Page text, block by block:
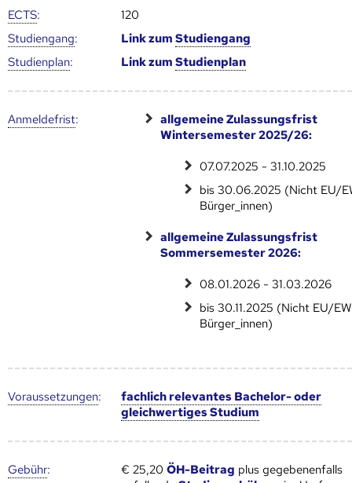
ECTS:
120
Studien­gang: Link zumStudien­gang
Studien­plan: Link zumStudien­plan
Anmelde­frist:
allgemeine Zulassungsfrist
Wintersemester 2025/26:
07.07.2025 - 31.10.2025
bis 30.06.2025 (Nicht EU/
Bürger_innen)
allgemeine Zulassungsfrist
Sommersemester 2026:
08.01.2026 - 31.03.2026
bis 30.11.2025 (Nicht EU/
Bürger_innen)
Voraus­setzungen:
fachlich relevantes Bachelor- oder
gleichwertiges Studium
Gebühr: € 25,20ÖH-Beitrag plus gegebenenfalls